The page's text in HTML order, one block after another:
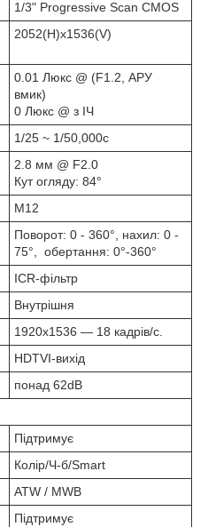
1/3" Progressive Scan CMOS
2052(H)х1536(V)
0.01 Люкс @ (F1.2, АРУ
вмик)
0 Люкс @ з ІЧ
1/25 ~ 1/50,000с
2.8 мм @ F2.0
Кут огляду: 84°
М12
Поворот: 0 - 360°, нахил: 0 -
75°, обертання: 0°-360°
ICR-фільтр
Внутрішня
1920х1536 — 18 кадрів/с.
HDTVI-вихід
понад 62dB
Підтримує
Колір/Ч-б/Smart
ATW / MWB
Підтримує